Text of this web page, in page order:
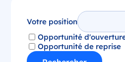
Votre position
Opportunité
Opportunité de reprise